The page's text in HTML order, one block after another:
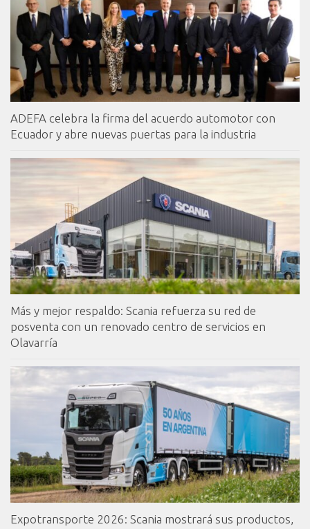
ADEFA celebra la firma del acuerdo automotor con
Ecuador y abre nuevas puertas para la industria
Más y mejor respaldo: Scania refuerza su red de
posventa con un renovado centro de servicios en
Olavarría
Expotransporte 2026: Scania mostrará sus productos,